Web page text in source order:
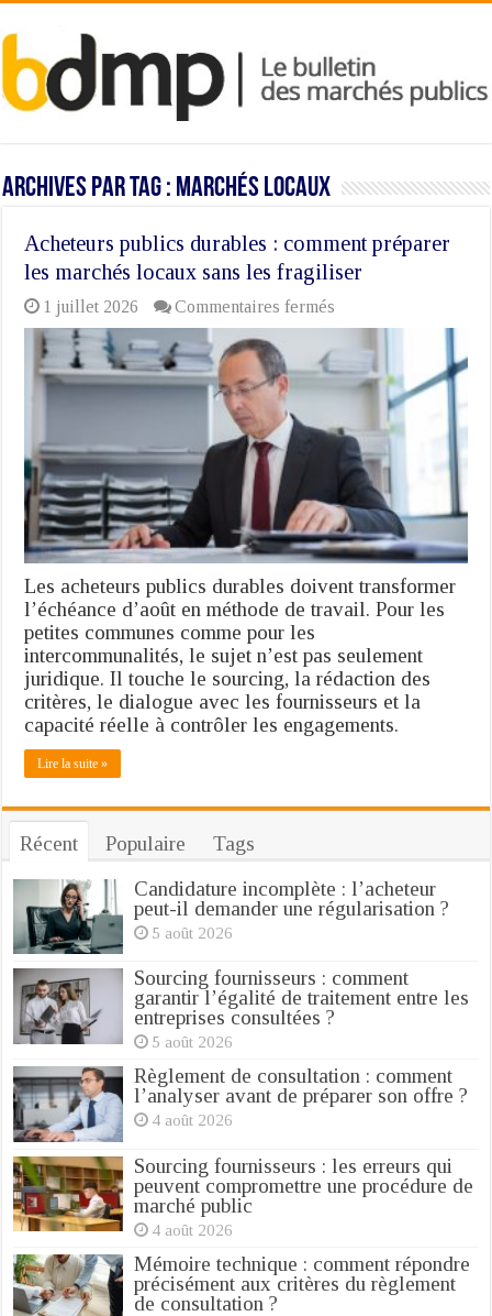
Archives par tag : marchés locaux
Acheteurs publics durables : comment préparer
les marchés locaux sans les fragiliser
1 juillet 2026 Commentaires fermés
Acheteurs
comment
préparer
les
marchés
locaux
sans
les
fragiliser
Les acheteurs publics durables doivent transformer
l’échéance d’août en méthode de travail. Pour les
petites communes comme pour les
intercommunalités, le sujet n’est pas seulement
juridique. Il touche le sourcing, la rédaction des
critères, le dialogue avec les fournisseurs et la
capacité réelle à contrôler les engagements.
Lire la suite »
Récent Populaire
Tags
Candidature incomplète : l’acheteur
peut-il demander une régularisation ?
5 août 2026
Sourcing fournisseurs : comment
garantir l’égalité de traitement entre les
entreprises consultées ?
5 août 2026
Règlement de consultation : comment
l’analyser avant de préparer son offre ?
4 août 2026
Sourcing fournisseurs : les erreurs qui
peuvent compromettre une procédure de
marché public
4 août 2026
Mémoire technique : comment répondre
précisément aux critères du règlement
de consultation ?